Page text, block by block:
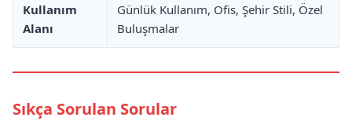
Kullanım
Alanı
Günlük Kullanım, Ofis, Şehir Stili, Özel
Buluşmalar
Sıkça Sorulan Sorular